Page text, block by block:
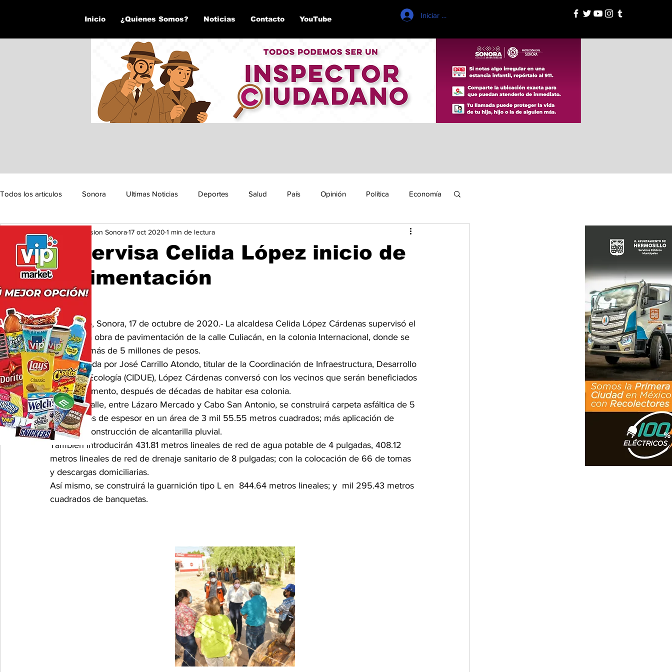
Inicio ¿Quienes Somos? Noticias Contacto YouTube Iniciar sesión
Todos los articulos Sonora Ultimas Noticias Deportes Salud País Opinión Política Economía
Seguridad Educación y Cultura San Luis Río Colorado
Supervisa Celida López inicio de
pavimentación
Expresion Sonora17 oct 2020 1 min de lectura
Hermosillo, Sonora, 17 de octubre de 2020.- La alcaldesa Celida López Cárdenas supervisó el
inicio de la obra de pavimentación de la calle Culiacán, en la colonia Internacional, donde se
invertirán más de 5 millones de pesos.
Acompañada por José Carrillo Atondo, titular de la Coordinación de Infraestructura, Desarrollo
Urbano y Ecología (CIDUE), López Cárdenas conversó con los vecinos que serán beneficiados
por el pavimento, después de décadas de habitar esa colonia.
En dicha calle, entre Lázaro Mercado y Cabo San Antonio, se construirá carpeta asfáltica de 5
centímetros de espesor en un área de 3 mil 55.55 metros cuadrados; más aplicación de
pintura y construcción de alcantarilla pluvial.
También introducirán 431.81 metros lineales de red de agua potable de 4 pulgadas, 408.12
metros lineales de red de drenaje sanitario de 8 pulgadas; con la colocación de 66 de tomas
y descargas domiciliarias.
Así mismo, se construirá la guarnición tipo L en  844.64 metros lineales; y  mil 295.43 metros
cuadrados de banquetas.